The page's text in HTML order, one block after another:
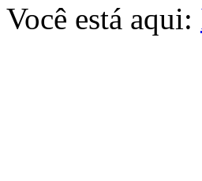
Você está aqui: